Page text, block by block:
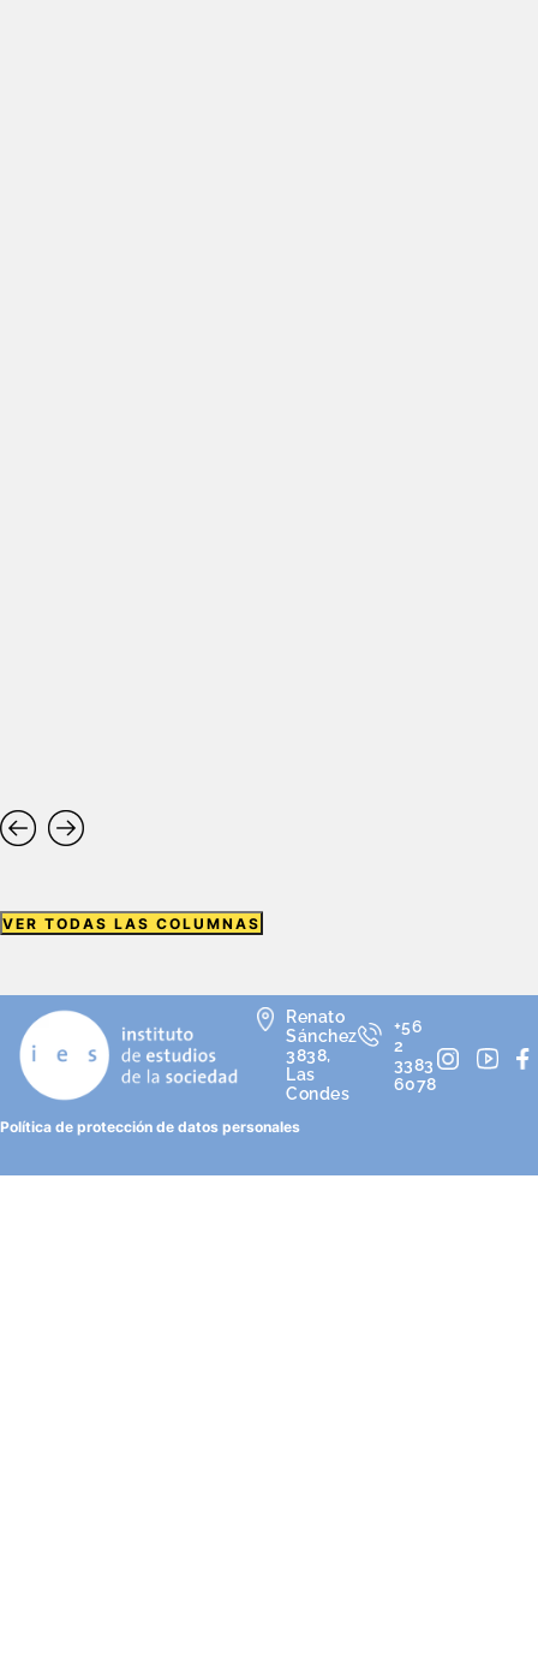
VER TODAS LAS COLUMNAS
Renato
Sánchez
3838,
Las
Condes
+56
2
3383
6078
Política de protección de datos personales